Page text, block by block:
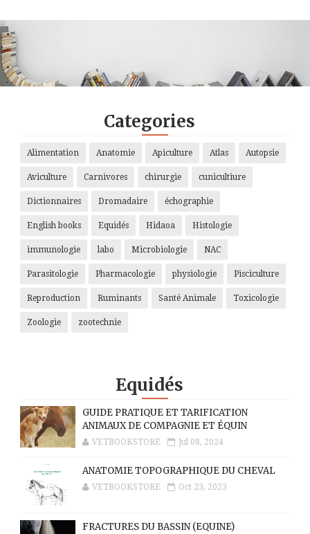
.
.
.
.
Categories
Alimentation Anatomie Apiculture Atlas Autopsie
Aviculture Carnivores chirurgie cunicultiure
Dictionnaires Dromadaire échographie
English books Equidés Hidaoa Histologie
immunologie labo Microbiologie NAC
Parasitologie Pharmacologie physiologie Pisciculture
Reproduction Ruminants Santé Animale Toxicologie
Zoologie zootechnie
Equidés
GUIDE PRATIQUE ET TARIFICATION
ANIMAUX DE COMPAGNIE ET ÉQUIN
VETBOOKSTORE Jul 08, 2024
ANATOMIE TOPOGRAPHIQUE DU CHEVAL
VETBOOKSTORE Oct 23, 2023
FRACTURES DU BASSIN (EQUINE)